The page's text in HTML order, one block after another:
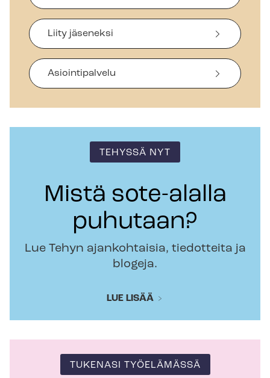
Liity jäseneksi
Asiointipalvelu
TEHYSSÄ NYT
Mistä sote-alalla
puhutaan?
Lue Tehyn ajankohtaisia, tiedotteita ja
blogeja.
LUE LISÄÄ
TUKENASI TYÖELÄMÄSSÄ